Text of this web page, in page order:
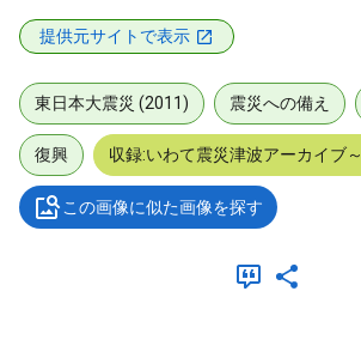
提供元サイトで表示
東日本大震災 (2011) 震災への備え
復興 収録:いわて震災津波アーカイブ
この画像に似た画像を探す